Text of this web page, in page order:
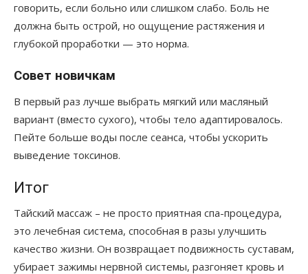
говорить, если больно или слишком слабо. Боль не
должна быть острой, но ощущение растяжения и
глубокой проработки — это норма.
Совет новичкам
В первый раз лучше выбрать мягкий или масляный
вариант (вместо сухого), чтобы тело адаптировалось.
Пейте больше воды после сеанса, чтобы ускорить
выведение токсинов.
Итог
Тайский массаж – не просто приятная спа-процедура,
это лечебная система, способная в разы улучшить
качество жизни. Он возвращает подвижность суставам,
убирает зажимы нервной системы, разгоняет кровь и